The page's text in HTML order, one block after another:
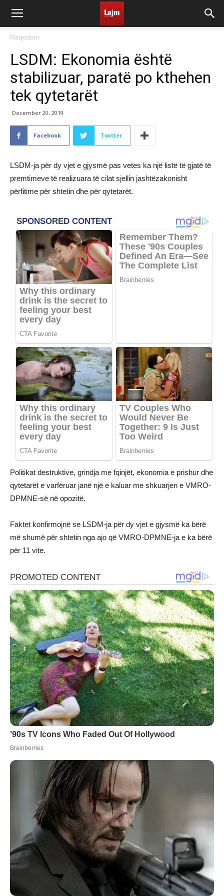
Maqedoni
LSDM: Ekonomia është
stabilizuar, paratë po kthehen
tek qytetarët
December 20, 2019
Facebook Twitter
LSDM-ja për dy vjet e gjysmë pas vetes ka një listë të gjatë të
premtimeve të realizuara të cilat sjellin jashtëzakonisht
përfitime për shtetin dhe për qytetarët.
Politikat destruktive, grindja me fqinjët, ekonomia e prishur dhe
qytetarët e varfëruar janë një e kaluar me shkuarjen e VMRO-
DPMNE-së në opozitë.
Faktet konfirmojnë se LSDM-ja për dy vjet e gjysmë ka bërë
më shumë për shtetin nga ajo që VMRO-DPMNE-ja e ka bërë
për 11 vite.